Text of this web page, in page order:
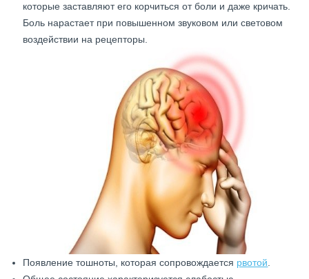
которые заставляют его корчиться от боли и даже кричать.
Боль нарастает при повышенном звуковом или световом
воздействии на рецепторы.
Появление тошноты, которая сопровождается рвотой.